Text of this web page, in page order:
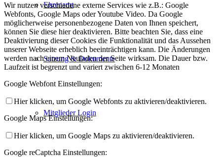
Ehrenamt
Satzung & Dokumente
Mitglieder Login
Wir nutzen verschiedene externe Services wie z.B.: Google
Webfonts, Google Maps oder Youtube Video. Da Google
möglicherweise personenbezogene Daten von Ihnen speichert,
können Sie diese hier deaktivieren. Bitte beachten Sie, dass eine
Deaktivierung dieser Cookies die Funktionalität und das Aussehen
unserer Webseite erheblich beeinträchtigen kann. Die Änderungen
werden nach einem Neuladen der Seite wirksam. Die Dauer bzw.
Laufzeit ist begrenzt und variert zwischen 6-12 Monaten
Google Webfont Einstellungen:
Hier klicken, um Google Webfonts zu aktivieren/deaktivieren.
Google Maps Einstellungen:
Hier klicken, um Google Maps zu aktivieren/deaktivieren.
Google reCaptcha Einstellungen: